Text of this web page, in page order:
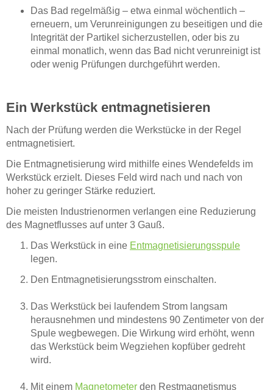
Das Bad regelmäßig – etwa einmal wöchentlich –
erneuern, um Verunreinigungen zu beseitigen und die
Integrität der Partikel sicherzustellen, oder bis zu
einmal monatlich, wenn das Bad nicht verunreinigt ist
oder wenig Prüfungen durchgeführt werden.
Ein Werkstück entmagnetisieren
Nach der Prüfung werden die Werkstücke in der Regel
entmagnetisiert.
Die Entmagnetisierung wird mithilfe eines Wendefelds im
Werkstück erzielt. Dieses Feld wird nach und nach von
hoher zu geringer Stärke reduziert.
Die meisten Industrienormen verlangen eine Reduzierung
des Magnetflusses auf unter 3 Gauß.
Das Werkstück in eine Entmagnetisierungsspule
legen.
Den Entmagnetisierungsstrom einschalten.
Das Werkstück bei laufendem Strom langsam
herausnehmen und mindestens 90 Zentimeter von der
Spule wegbewegen. Die Wirkung wird erhöht, wenn
das Werkstück beim Wegziehen kopfüber gedreht
wird.
Mit einem Magnetometer den Restmagnetismus